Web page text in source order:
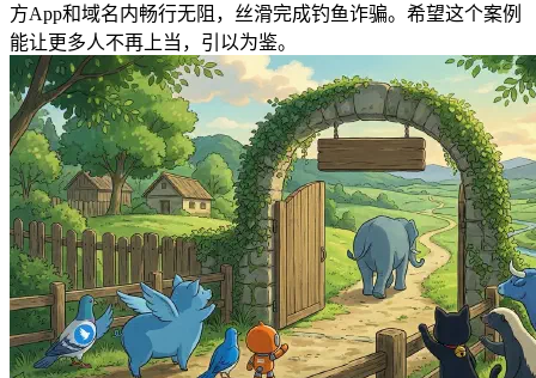
方App和域名内畅行无阻，丝滑完成钓鱼诈骗。希望这个案例
能让更多人不再上当，引以为鉴。